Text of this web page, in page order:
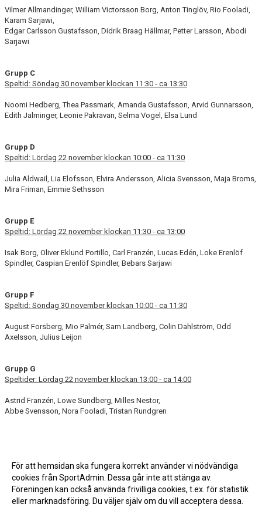
Vilmer Allmandinger, William Victorsson Borg, Anton Tinglöv, Rio Fooladi,
Karam Sarjawi,
Edgar Carlsson Gustafsson, Didrik Braag Hällmar, Petter Larsson, Abodi
Sarjawi
Grupp C
Speltid: Söndag 30 november klockan 11:30 - ca 13:30
Noomi Hedberg, Thea Passmark, Amanda Gustafsson, Arvid Gunnarsson,
Edith Jalminger, Leonie Pakravan, Selma Vogel, Elsa Lund
Grupp D
Speltid: Lördag 22 november klockan 10:00 - ca 11:30
Julia Aldwail, Lia Elofsson, Elvira Andersson, Alicia Svensson, Maja Broms,
Mira Friman, Emmie Sethsson
Grupp E
Speltid: Lördag 22 november klockan 11:30 - ca 13:00
Isak Borg, Oliver Eklund Portillo, Carl Franzén, Lucas Edén, Loke Erenlöf
Spindler, Caspian Erenlöf Spindler, Bebars Sarjawi
Grupp F
Speltid: Söndag 30 november klockan 10:00 - ca 11:30
August Forsberg, Mio Palmér, Sam Landberg, Colin Dahlström, Odd
Axelsson, Julius Leijon
Grupp G
Speltider: Lördag 22 november klockan 13:00 - ca 14:00
Astrid Franzén, Lowe Sundberg, Milles Nestor,
Abbe Svensson, Nora Fooladi, Tristan Rundgren
För att hemsidan ska fungera korrekt använder vi nödvändiga
cookies från SportAdmin. Dessa går inte att stänga av.
Föreningen kan också använda frivilliga cookies, t.ex. för statistik
eller marknadsföring. Du väljer själv om du vill acceptera dessa.